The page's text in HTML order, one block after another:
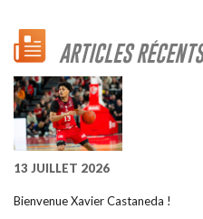
ARTICLES RÉCENTS
13 JUILLET 2026
Bienvenue Xavier Castaneda !